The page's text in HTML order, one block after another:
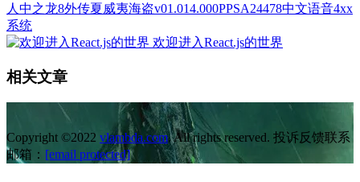
人中之龙8外传夏威夷海盗v01.014.000PPSA24478中文语音4xx
系统
欢迎进入React.js的世界
相关文章
Copyright ©2022 vlambda.com. All rights reserved. 投诉反馈联系
邮箱： [email protected]